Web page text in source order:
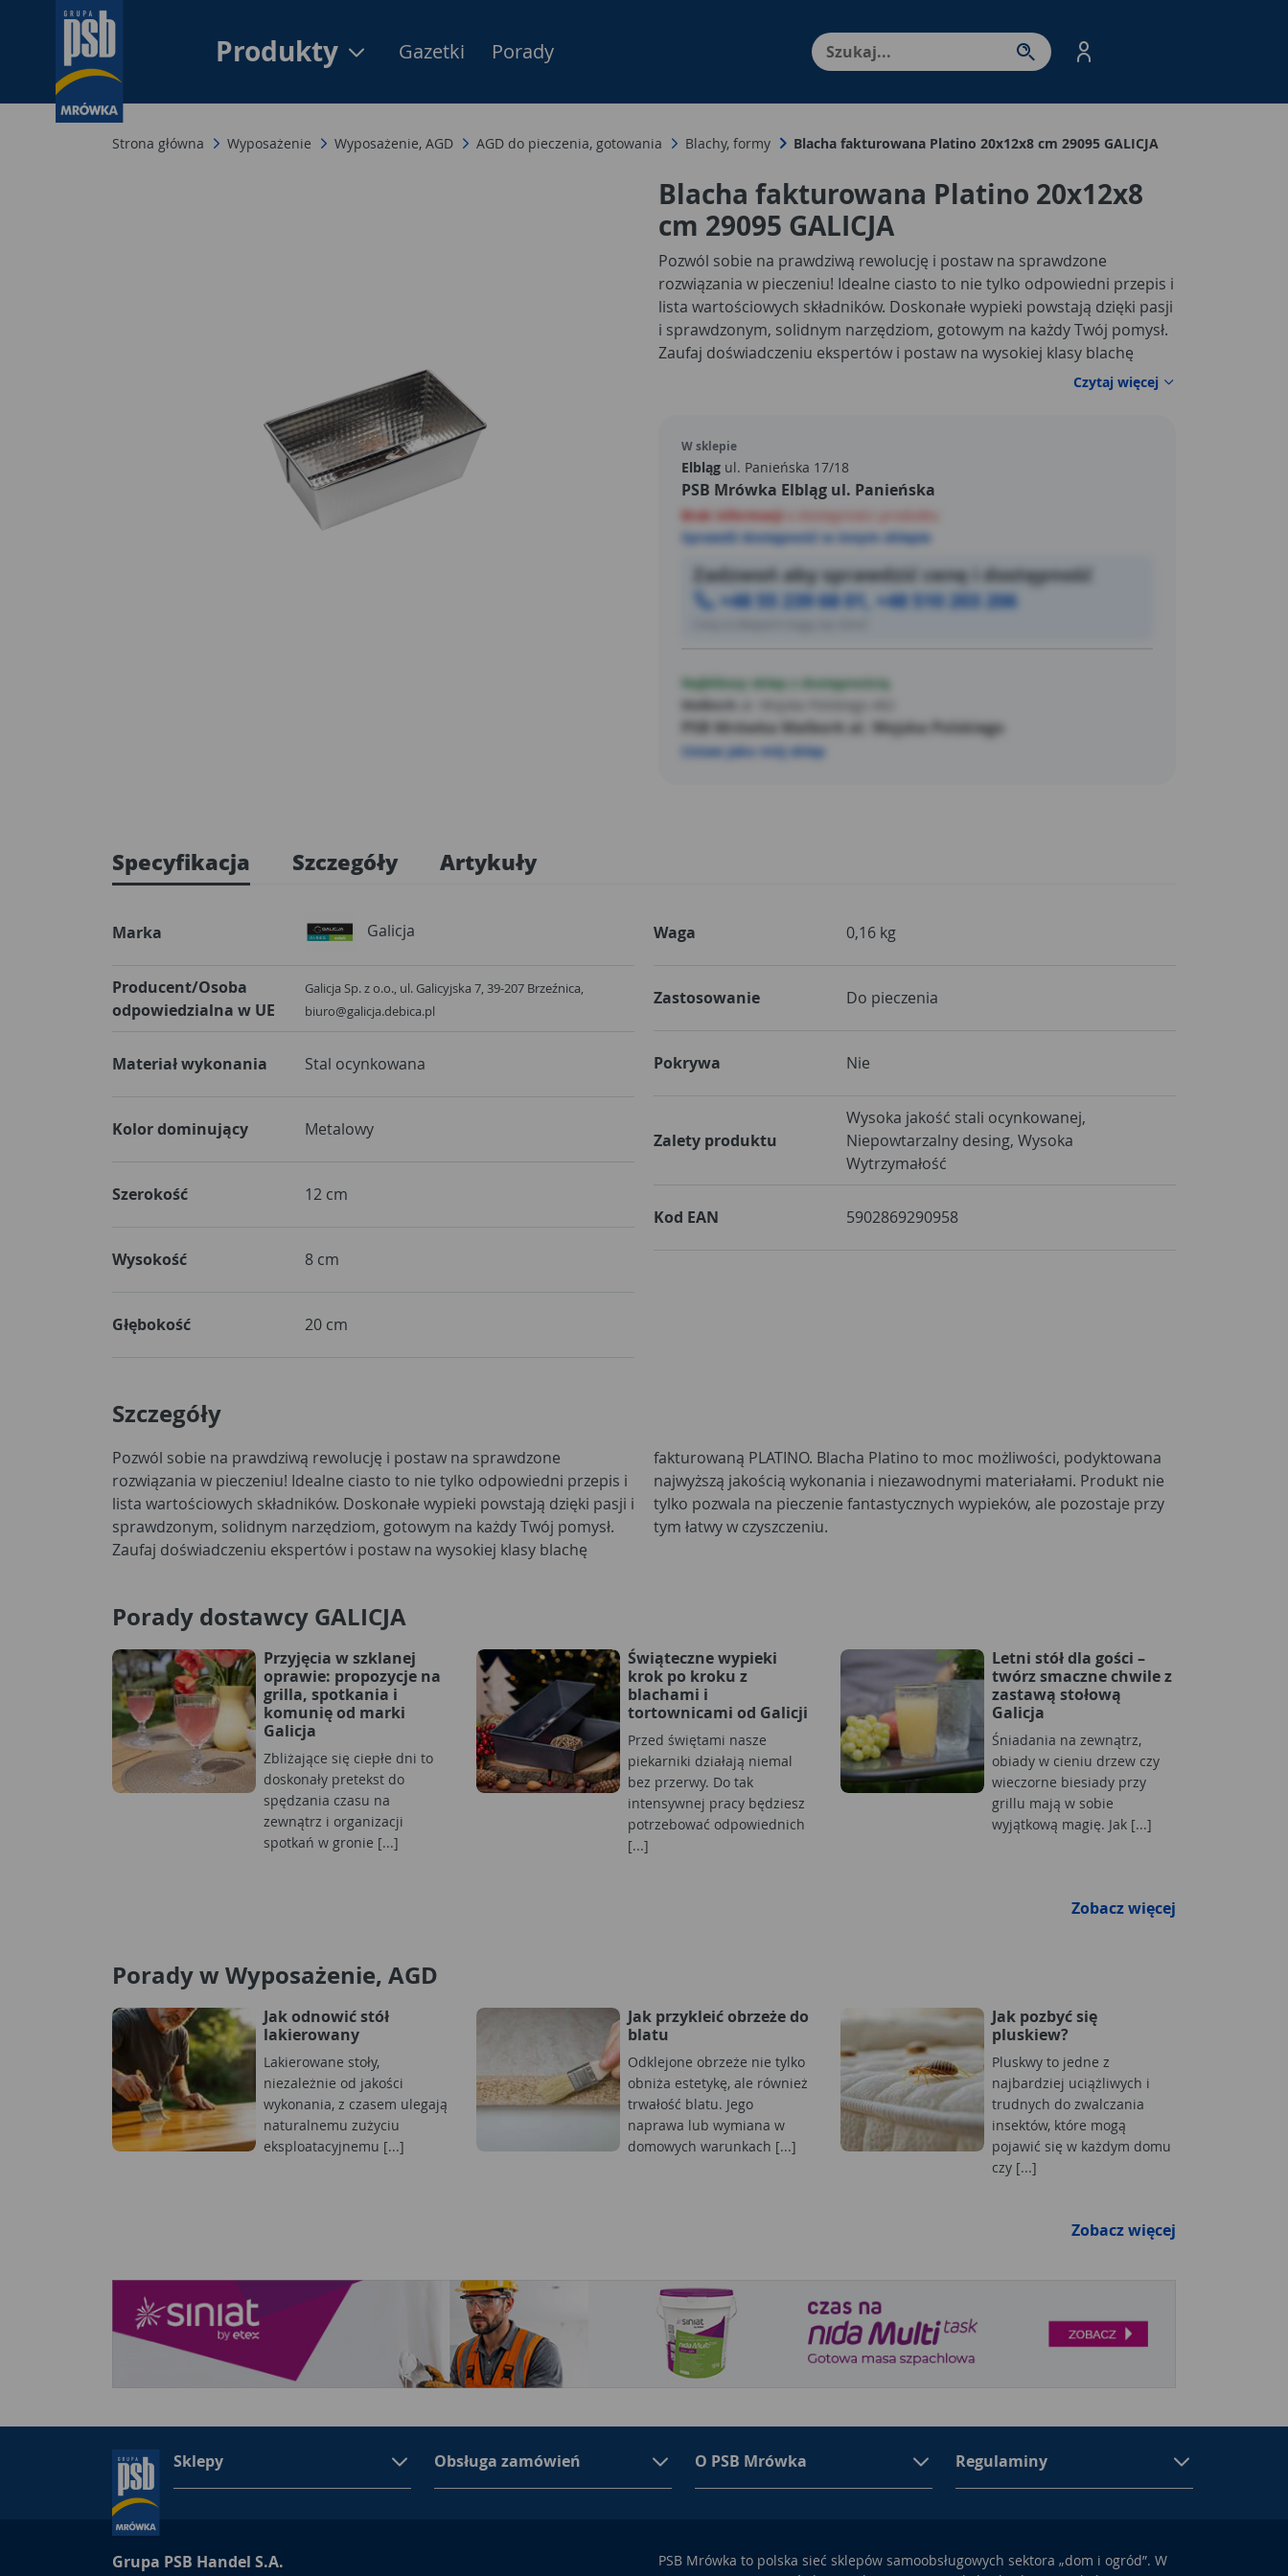
Produkty Menu Produktów, nawigacja: Enter - przejdź do strony produktów. Spacja – otwórz/
Gazetki Porady
Strona główna Wyposażenie Wyposażenie, AGD AGD do pieczenia, gotowania Blachy, formy Blacha fakturowana Platino 20x12x8 cm 29095 GALICJA
Blacha fakturowana Platino 20x12x8
cm 29095 GALICJA
Pozwól sobie na prawdziwą rewolucję i postaw na sprawdzone
rozwiązania w pieczeniu! Idealne ciasto to nie tylko odpowiedni przepis i
lista wartościowych składników. Doskonałe wypieki powstają dzięki pasji
i sprawdzonym, solidnym narzędziom, gotowym na każdy Twój pomysł.
Zaufaj doświadczeniu ekspertów i postaw na wysokiej klasy blachę
fakturowaną PLATINO. Blacha Platino to moc możliwości, podyktowana
tym łatwy w czyszczeniu.
Czytaj więcej
W sklepie
Elbląg ul. Panieńska 17/18
PSB Mrówka Elbląg ul. Panieńska
Brak informacji
o dostępności produktu
Sprawdź dostępność w innym sklepie
Zadzwoń aby sprawdzić cenę i dostępność
+48 55 239 68 01, +48 510 203 206
Najbliższy sklep z dostępnością
Malbork
al. Wojska Polskiego 462
PSB Mrówka Malbork al. Wojska Polskiego
Ustaw jako mój sklep
Specyfikacja Szczegóły Artykuły
Marka Galicja
Producent/Osoba
odpowiedzialna w UE
Galicja Sp. z o.o., ul. Galicyjska 7, 39-207 Brzeźnica,
biuro@galicja.debica.pl
Materiał wykonania Stal ocynkowana
Kolor dominujący Metalowy
Szerokość 12 cm
Wysokość 8 cm
Głębokość 20 cm
Waga 0,16 kg
Zastosowanie Do pieczenia
Pokrywa Nie
Zalety produktu
Wysoka jakość stali ocynkowanej,
Niepowtarzalny desing, Wysoka
Wytrzymałość
Kod EAN 5902869290958
Szczegóły
Pozwól sobie na prawdziwą rewolucję i postaw na sprawdzone
rozwiązania w pieczeniu! Idealne ciasto to nie tylko odpowiedni przepis i
lista wartościowych składników. Doskonałe wypieki powstają dzięki pasji i
sprawdzonym, solidnym narzędziom, gotowym na każdy Twój pomysł.
Zaufaj doświadczeniu ekspertów i postaw na wysokiej klasy blachę
fakturowaną PLATINO. Blacha Platino to moc możliwości, podyktowana
najwyższą jakością wykonania i niezawodnymi materiałami. Produkt nie
tylko pozwala na pieczenie fantastycznych wypieków, ale pozostaje przy
tym łatwy w czyszczeniu.
Porady dostawcy GALICJA
Przyjęcia w szklanej
oprawie: propozycje na
grilla, spotkania i
komunię od marki
Galicja
Zbliżające się ciepłe dni to
doskonały pretekst do
spędzania czasu na
zewnątrz i organizacji
spotkań w gronie [...]
Świąteczne wypieki
krok po kroku z
blachami i
tortownicami od Galicji
Przed świętami nasze
piekarniki działają niemal
bez przerwy. Do tak
intensywnej pracy będziesz
potrzebować odpowiednich
[...]
Letni stół dla gości –
twórz smaczne chwile z
zastawą stołową
Galicja
Śniadania na zewnątrz,
obiady w cieniu drzew czy
wieczorne biesiady przy
grillu mają w sobie
wyjątkową magię. Jak [...]
Zobacz więcej
Porady w Wyposażenie, AGD
Jak odnowić stół
lakierowany
Lakierowane stoły,
niezależnie od jakości
wykonania, z czasem ulegają
naturalnemu zużyciu
eksploatacyjnemu [...]
Jak przykleić obrzeże do
blatu
Odklejone obrzeże nie tylko
obniża estetykę, ale również
trwałość blatu. Jego
naprawa lub wymiana w
domowych warunkach [...]
Jak pozbyć się
pluskiew?
Pluskwy to jedne z
najbardziej uciążliwych i
trudnych do zwalczania
insektów, które mogą
pojawić się w każdym domu
czy [...]
Zobacz więcej
Sklepy Obsługa zamówień O PSB Mrówka Regulaminy
Grupa PSB Handel S.A.
PSB Mrówka to polska sieć sklepów samoobsługowych sektora „dom i ogród”. W